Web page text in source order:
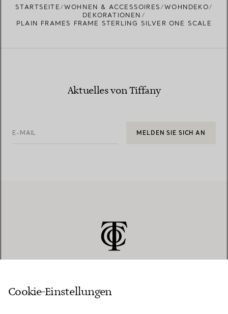
STARTSEITE WOHNEN & ACCESSOIRES
WOHNDEKO
DEKORATIONEN
PLAIN FRAMES FRAME STERLING SILVER ONE SCALE
Aktuelles von Tiffany
E-MAIL MELDEN SIE SICH AN
KUNDENSERVICE
Cookie-Einstellungen